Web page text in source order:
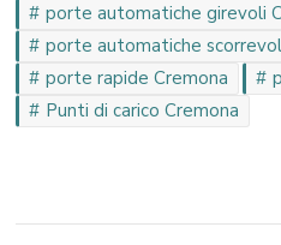
porte automatiche girevoli
porte automatiche
porte rapide Cremona
Punti di carico Cremona